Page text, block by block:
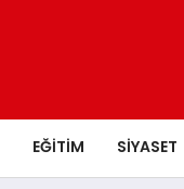
EĞITIM SIYASET